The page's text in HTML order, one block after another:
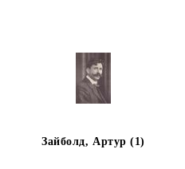
Зайболд, Артур (1)